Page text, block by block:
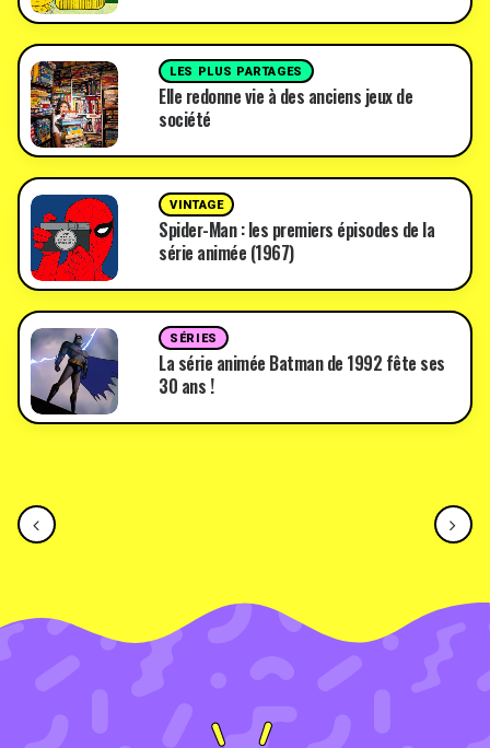
LES PLUS PARTAGES
Elle redonne vie à des anciens jeux de
société
VINTAGE
Spider-Man : les premiers épisodes de la
série animée (1967)
SÉRIES
La série animée Batman de 1992 fête ses
30 ans !